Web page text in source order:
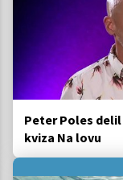
Peter Poles
kviza Na lovu